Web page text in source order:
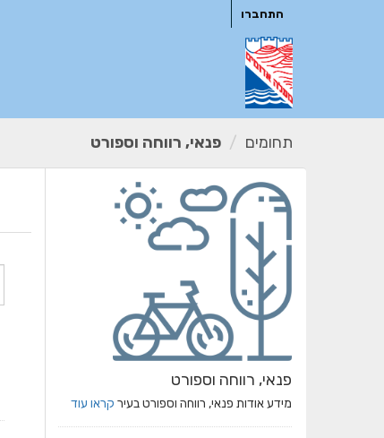
התחברו
תחומים פנאי, רווחה וספורט
פנאי, רווחה וספורט
מידע אודות פנאי, רווחה וספורט בעיר קראו עוד